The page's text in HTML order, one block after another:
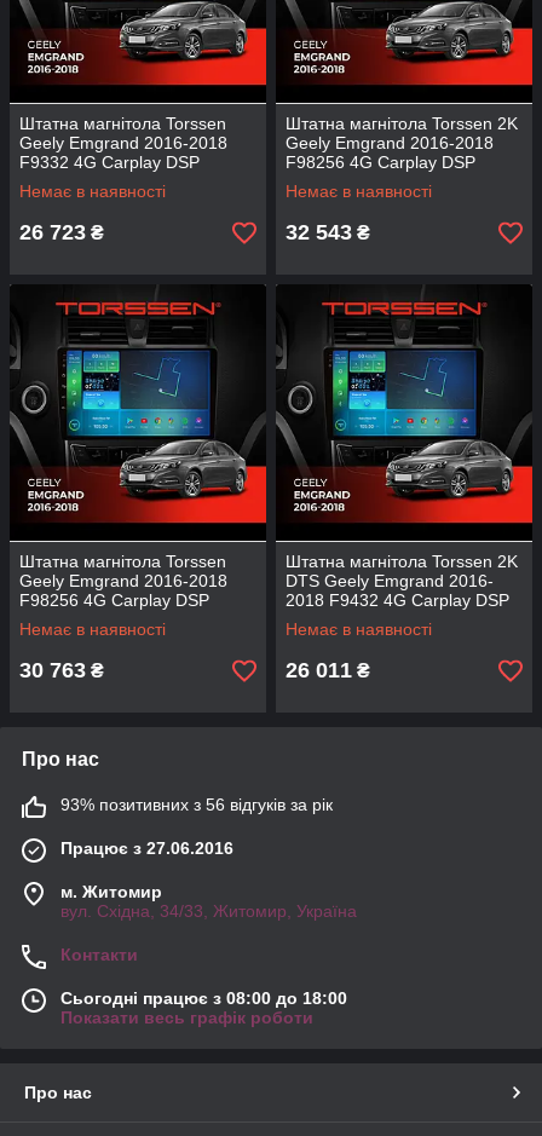
Штатна магнітола Torssen
Geely Emgrand 2016-2018
F9332 4G Carplay DSP
Немає в наявності
26 723 ₴
Штатна магнітола Torssen 2K
Geely Emgrand 2016-2018
F98256 4G Carplay DSP
Немає в наявності
32 543 ₴
Штатна магнітола Torssen
Geely Emgrand 2016-2018
F98256 4G Carplay DSP
Немає в наявності
30 763 ₴
Штатна магнітола Torssen 2K
DTS Geely Emgrand 2016-
2018 F9432 4G Carplay DSP
Немає в наявності
26 011 ₴
Про нас
93% позитивних з 56 відгуків за рік
Працює з 27.06.2016
м. Житомир
вул. Східна, 34/33, Житомир, Україна
Контакти
Сьогодні працює з 08:00 до 18:00
Показати весь графік роботи
Про нас